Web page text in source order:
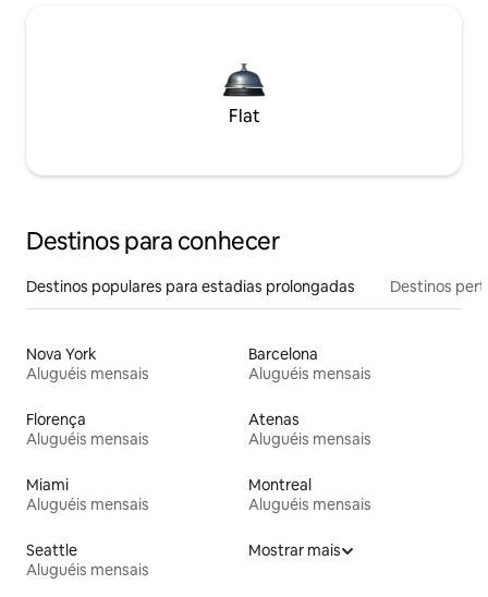
Flat
Destinos para conhecer
Destinos populares para estadias prolongadas Destinos
Nova York
Aluguéis mensais
Barcelona
Aluguéis mensais
Florença
Aluguéis mensais
Atenas
Aluguéis mensais
Miami
Aluguéis mensais
Montreal
Aluguéis mensais
Seattle
Aluguéis mensais
Mostrar mais